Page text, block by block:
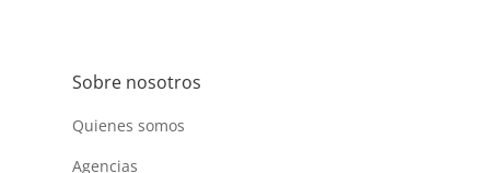
Sobre nosotros
Quienes somos
Agencias